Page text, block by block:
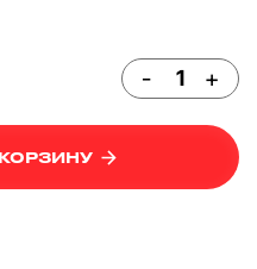
- +